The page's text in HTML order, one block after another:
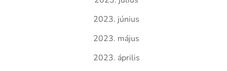
2023. június
2023. május
2023. április